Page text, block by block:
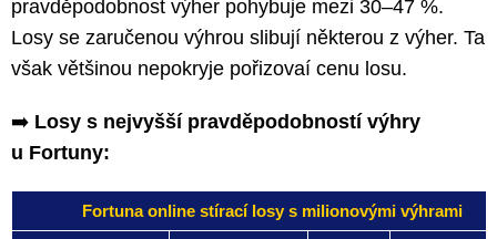
pravděpodobnost výher pohybuje mezi 30–47 %.
Losy se zaručenou výhrou slibují některou z výher. Ta
však většinou nepokryje pořizovaí cenu losu.
➡️ Losy s nejvyšší pravděpodobností výhry
u Fortuny:
Fortuna online stírací losy s milionovými výhrami